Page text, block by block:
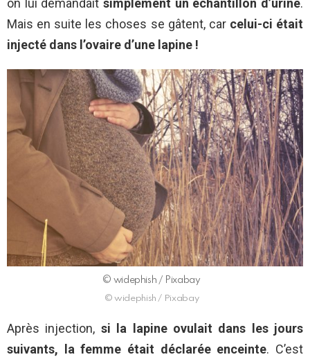
on lui demandait simplement un échantillon d’urine.
Mais en suite les choses se gâtent, car celui-ci était
injecté dans l’ovaire d’une lapine !
© widephish / Pixabay
© widephish / Pixabay
Après injection, si la lapine ovulait dans les jours
suivants, la femme était déclarée enceinte. C’est